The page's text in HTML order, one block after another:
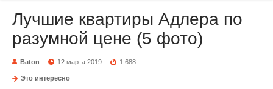
Лучшие квартиры Адлера по
разумной цене (5 фото)
Baton 12 марта 2019 1 688
Это интересно